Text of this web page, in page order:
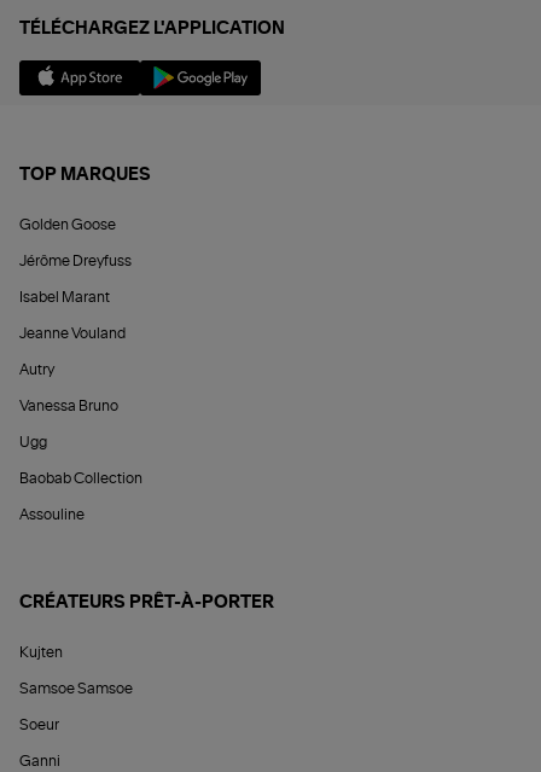
TÉLÉCHARGEZ L'APPLICATION
TOP MARQUES
Golden Goose
Jérôme Dreyfuss
Isabel Marant
Jeanne Vouland
Autry
Vanessa Bruno
Ugg
Baobab Collection
Assouline
CRÉATEURS PRÊT-À-PORTER
Kujten
Samsoe Samsoe
Soeur
Ganni